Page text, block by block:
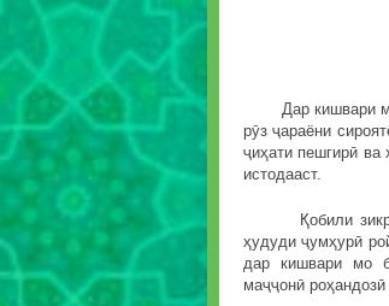
Дар кишвари мо
рӯз ҷараёни
ҷиҳати пешгирӣ
истодааст.
Қобили зикр
ҳудуди ҷумҳурӣ
дар кишвари мо
маҷҷонӣ роҳандозӣ